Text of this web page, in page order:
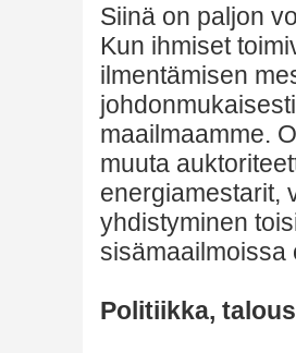
Siinä on paljon
Kun ihmiset
ilmentämisen
maailmaamme.
muuta
energiamestarit,
yhdistyminen
sisämaailmoissa
Politiikka,